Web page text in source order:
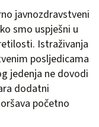
javnozdravstveni
smo uspješni u
Istraživanja
posljedicama
jedenja ne dovodi
dodatni
početno